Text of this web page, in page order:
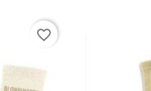
favorite_border